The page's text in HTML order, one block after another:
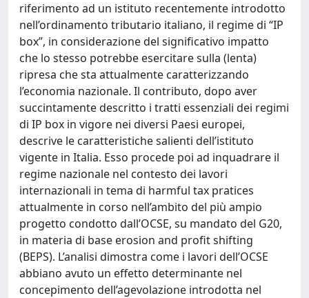
riferimento ad un istituto recentemente introdotto
nell’ordinamento tributario italiano, il regime di “IP
box”, in considerazione del significativo impatto
che lo stesso potrebbe esercitare sulla (lenta)
ripresa che sta attualmente caratterizzando
l’economia nazionale. Il contributo, dopo aver
succintamente descritto i tratti essenziali dei regimi
di IP box in vigore nei diversi Paesi europei,
descrive le caratteristiche salienti dell’istituto
vigente in Italia. Esso procede poi ad inquadrare il
regime nazionale nel contesto dei lavori
internazionali in tema di harmful tax pratices
attualmente in corso nell’ambito del più ampio
progetto condotto dall’OCSE, su mandato del G20,
in materia di base erosion and profit shifting
(BEPS). L’analisi dimostra come i lavori dell’OCSE
abbiano avuto un effetto determinante nel
concepimento dell’agevolazione introdotta nel